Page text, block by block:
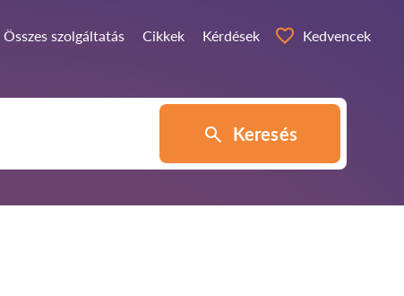
Összes szolgáltatás Cikkek Kérdések Kedvencek
Keresés